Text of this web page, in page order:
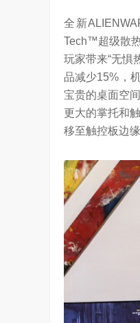
全新
Tech™超级散
玩家带来“无惧
品减少15%，
宝贵的桌面空
更大的掌托和
移至触控板边